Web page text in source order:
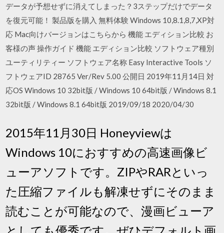
データが予想せずに消えてしまった？3ステップだけでデータ
を復元可能！ 製品版を購入 無料体験 Windows 10,8.1,8,7,XP対
応 Mac向けバージョンはこちらから 機能 エディション比較 お
客様の声 操作ガイド 機能 エディション比較 ソフトウェア種別
ユーティリティー ソフトウェア名称 Easy Interactive Tools ソ
フトウェアID 28765 Ver/Rev 5.00 公開日 2019年11月14日 対
応OS Windows 10 32bit版 / Windows 10 64bit版 / Windows 8.1
32bit版 / Windows 8.1 64bit版 2019/09/18 2020/04/30
2015年11月30日 Honeyviewは
Windows 10におすすめの高速画像ビ
ューアソフトです。ZIPやRARといっ
た圧縮ファイルも解凍せずにそのまま
読むことが可能なので、漫画ビューア
としても優秀です。ぜひデフォルト画